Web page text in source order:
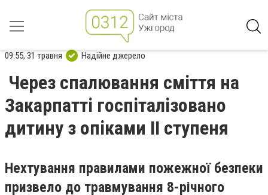
09:55, 31 травня Надійне джерело
Через спалювання сміття на
Закарпатті госпіталізовано
дитину з опіками II ступеня
Нехтування правилами пожежної безпеки
призвело до травмування 8-річного